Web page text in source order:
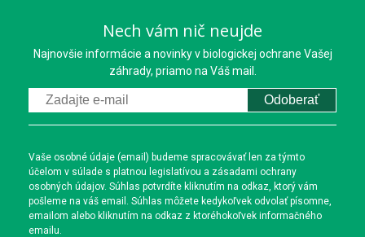
Nech vám nič neujde
Najnovšie informácie a novinky v biologickej ochrane Vašej
záhrady, priamo na Váš mail.
Odoberať
Vaše osobné údaje (email) budeme spracovávať len za týmto
účelom v súlade s platnou legislatívou a zásadami ochrany
osobných údajov. Súhlas potvrdíte kliknutím na odkaz, ktorý vám
pošleme na váš email. Súhlas môžete kedykoľvek odvolať písomne,
emailom alebo kliknutím na odkaz z ktoréhokoľvek informačného
emailu.